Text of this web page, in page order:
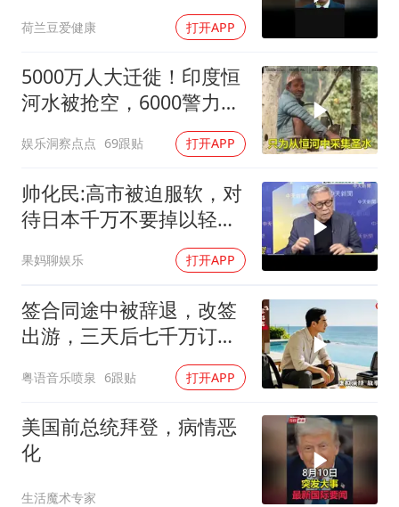
公安部通报：抓获犯罪嫌疑人8200余名
荷兰豆爱健康 打开APP
5000万人大迁徙！印度恒
河水被抢空，6000警力全
娱乐洞察点点 69跟贴 打开APP
帅化民:高市被迫服软，对
待日本千万不要掉以轻
果妈聊娱乐 打开APP
签合同途中被辞退，改签
出游，三天后七千万订单
告吹，老板拍腿连声懊悔
粤语音乐喷泉 6跟贴 打开APP
美国前总统拜登，病情恶
化
生活魔术专家